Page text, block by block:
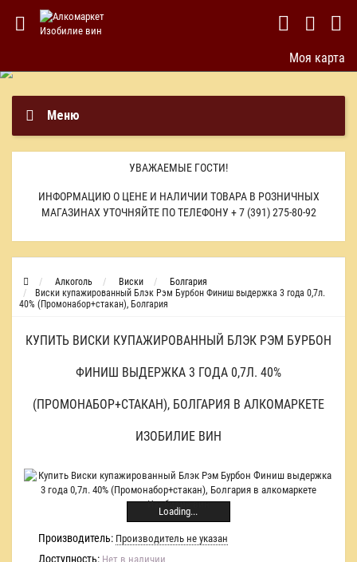
Моя карта
Меню
УВАЖАЕМЫЕ ГОСТИ!
ИНФОРМАЦИЮ О ЦЕНЕ И НАЛИЧИИ ТОВАРА В РОЗНИЧНЫХ
МАГАЗИНАХ УТОЧНЯЙТЕ ПО ТЕЛЕФОНУ + 7 (391) 275-80-92
Алкоголь Виски
Болгария
Виски купажированный Блэк Рэм Бурбон Финиш выдержка 3 года 0,7л.
40% (Промонабор+стакан), Болгария
КУПИТЬ ВИСКИ КУПАЖИРОВАННЫЙ БЛЭК РЭМ БУРБОН
ФИНИШ ВЫДЕРЖКА 3 ГОДА 0,7Л. 40%
(ПРОМОНАБОР+СТАКАН), БОЛГАРИЯ В АЛКОМАРКЕТЕ
ИЗОБИЛИЕ ВИН
Loading...
Производитель: Производитель не указан
Доступность: Нет в наличии